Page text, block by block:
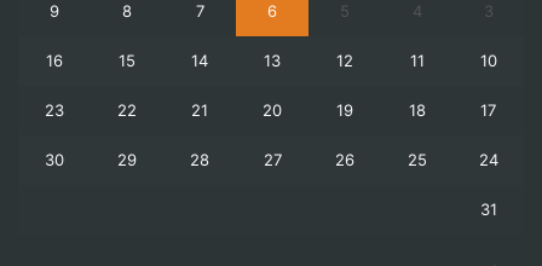
3
4
5
6
7
8
9
10
11
12
13
14
15
16
17
18
19
20
21
22
23
24
25
26
27
28
29
30
31